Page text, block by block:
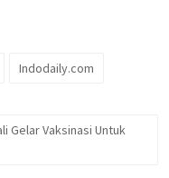
Indodaily.com
Gelar Vaksinasi Untuk